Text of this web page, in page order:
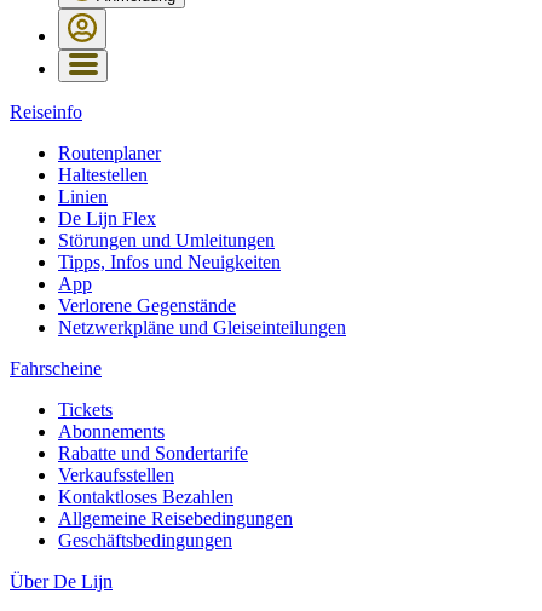
Reiseinfo
Routenplaner
Haltestellen
Linien
De Lijn Flex
Störungen und Umleitungen
Tipps, Infos und Neuigkeiten
App
Verlorene Gegenstände
Netzwerkpläne und Gleiseinteilungen
Fahrscheine
Tickets
Abonnements
Rabatte und Sondertarife
Verkaufsstellen
Kontaktloses Bezahlen
Allgemeine Reisebedingungen
Geschäftsbedingungen
Über De Lijn